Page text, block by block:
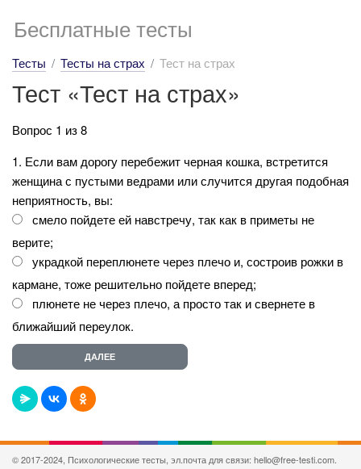
Бесплатные тесты
Тесты Тесты на страх Тест на страх
Тест «Тест на страх»
Вопрос 1 из 8
1. Если вам дорогу перебежит черная кошка, встретится
женщина с пустыми ведрами или случится другая подобная
неприятность, вы:
смело пойдете ей навстречу, так как в приметы не
верите;
украдкой переплюнете через плечо и, состроив рожки в
кармане, тоже решительно пойдете вперед;
плюнете не через плечо, а просто так и свернете в
ближайший переулок.
© 2017-2024, Психологические тесты, эл.почта для связи: hello@free-testi.com.